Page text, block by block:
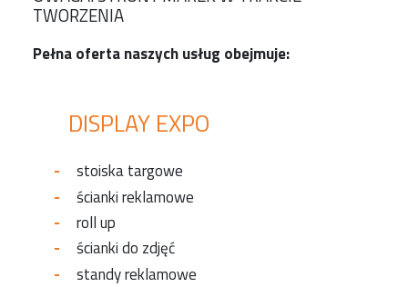
TWORZENIA
Pełna oferta naszych usług obejmuje:
DISPLAY EXPO
stoiska targowe
ścianki reklamowe
roll up
ścianki do zdjęć
standy reklamowe